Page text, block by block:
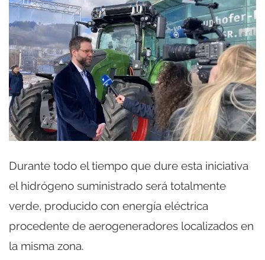
Durante todo el tiempo que dure esta iniciativa
el hidrógeno suministrado será totalmente
verde, producido con energía eléctrica
procedente de aerogeneradores localizados en
la misma zona.